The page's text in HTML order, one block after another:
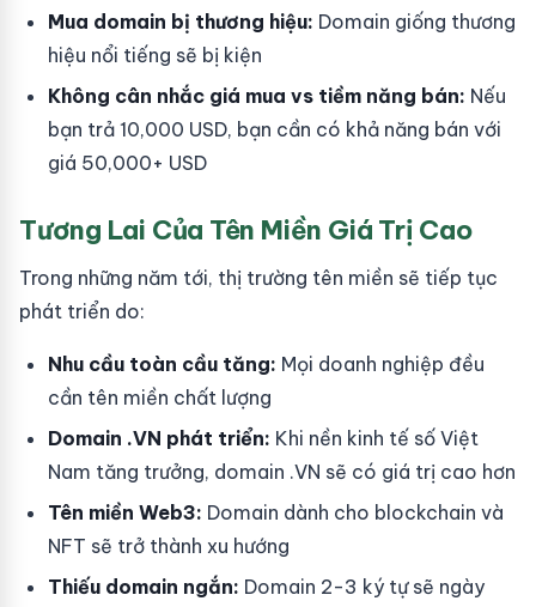
Mua domain bị thương hiệu: Domain giống thương
hiệu nổi tiếng sẽ bị kiện
Không cân nhắc giá mua vs tiềm năng bán: Nếu
bạn trả 10,000 USD, bạn cần có khả năng bán với
giá 50,000+ USD
Tương Lai Của Tên Miền Giá Trị Cao
Trong những năm tới, thị trường tên miền sẽ tiếp tục
phát triển do:
Nhu cầu toàn cầu tăng: Mọi doanh nghiệp đều
cần tên miền chất lượng
Domain .VN phát triển: Khi nền kinh tế số Việt
Nam tăng trưởng, domain .VN sẽ có giá trị cao hơn
Tên miền Web3: Domain dành cho blockchain và
NFT sẽ trở thành xu hướng
Thiếu domain ngắn: Domain 2-3 ký tự sẽ ngày